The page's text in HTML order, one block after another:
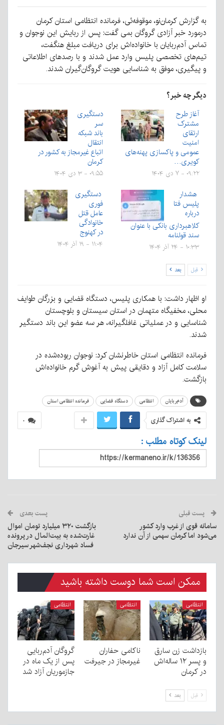
به گزارش کرمان‌نو، موقوفه‌ئی، فرمانده انتظامی استان کرمان
درمورد خبر آزادی گروگان بمی گفت: پس از ربایش این نوجوان و
تماس آدم‌ربایان با خانواده‌اش برای دریافت مبلغ هنگفت،
تیم‌های تخصصی پلیس وارد عمل شدند و با رصدهای اطلاعاتی
و پیگیری‌، موفق به شناسایی هویت گروگان‌گیران شدند.
دیگر چه خبر؟
آغاز طرح
مشترک
ارتقای
امنیت
عمومی و پاکسازی پهنه‌های
کویری…
۰۹:۲۲ - ۷ دی ۱۴۰۴
دستگیری
سر
باند شبکه
انتقال
اتباع غیرمجاز به کشور در
کرمان
۰۹:۵۵ - ۳ دی ۱۴۰۴
هشدار
پلیس فتا
درباره
کلاهبرداری بانکی با عنوان
سند قولنامه
۱۰:۳۳ - ۲۴ آذر ۱۴۰۴
دستگیری
فوری
عامل قتل
خانوادگی
در کهنوج
۱۱:۰۴ - ۱۹ آذر ۱۴۰۴
قبل بعد
او اظهار داشت: با همکاری پلیس، دستگاه قضایی و بزرگان طوایف
محلی، مخفیگاه متهمان در استان سیستان و بلوچستان
شناسایی و در عملیاتی غافلگیرانه، هر سه عضو این باند دستگیر
شدند.
فرمانده انتظامی استان خاطرنشان کرد: نوجوان ربوده‌شده در
سلامت کامل آزاد و دقایقی پیش به آغوش گرم خانواده‌اش
بازگشت.
آدم‌ربایان انتظامی دستگاه قضایی فرمانده انتظامی استان
۰ به اشتراک گذاری
لینک کوتاه مطلب :
پست قبلی
سامانه قوی از غرب وارد کشور
می‌شود اما کرمان سهمی از آن ندارد
پست بعدی
بازگشت ۳۲۰ میلیارد تومان اموال
غارت‌شده به بیت‌المال در پرونده
فساد شهرداری نجف‌شهر سیرجان
ممکن است شما دوست داشته باشید
انتظامی
بازداشت زن سارق
و پسر ۱۲ ساله‌اش
در کرمان
انتظامی
ناکامی حفاران
غیرمجاز در جیرفت
انتظامی
گروگان آدم‌ربایی
پس از یک ماه در
جازموریان آزاد شد
قبل بعد